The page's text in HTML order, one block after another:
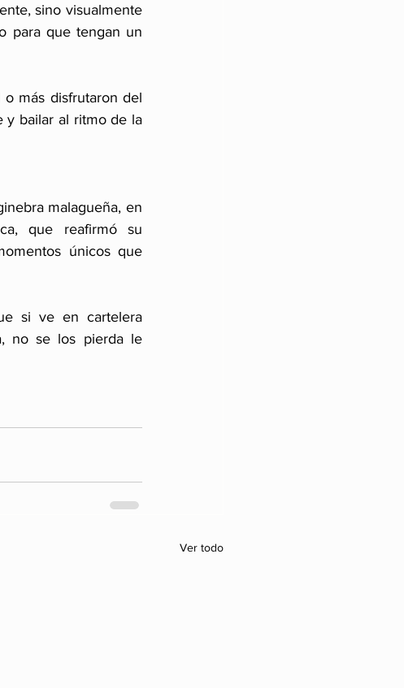
sino visualmente
para que tengan un
más disfrutaron del
y bailar al ritmo de la
malagueña, en
que reafirmó su
únicos que
si ve en cartelera
no se los pierda le
Ver todo